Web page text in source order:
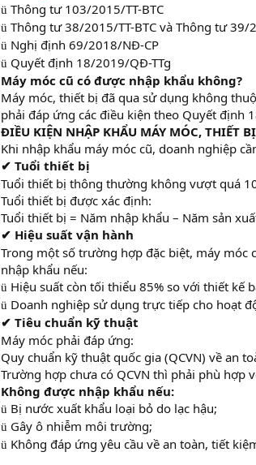
ü Thông tư 103/2015/TT-BTC
ü Thông tư 38/2015/TT-BTC và Thông tư 39/
ü Nghị định 69/2018/NĐ-CP
ü Quyết định 18/2019/QĐ-TTg
Máy móc cũ có được nhập khẩu không?
Máy móc, thiết bị đã qua sử dụng không
phải đáp ứng các điều kiện theo Quyết định
ĐIỀU KIỆN NHẬP KHẨU MÁY MÓC, THIẾT
Khi nhập khẩu máy móc cũ, doanh nghiệp
✔ Tuổi thiết bị
Tuổi thiết bị thông thường không vượt quá
Tuổi thiết bị được xác định:
Tuổi thiết bị = Năm nhập khẩu – Năm sản
✔ Hiệu suất vận hành
Trong một số trường hợp đặc biệt, máy
nhập khẩu nếu:
ü Hiệu suất còn tối thiểu 85% so với thiết kế
ü Doanh nghiệp sử dụng trực tiếp cho hoạt
✔ Tiêu chuẩn kỹ thuật
Máy móc phải đáp ứng:
Quy chuẩn kỹ thuật quốc gia (QCVN) về an
Trường hợp chưa có QCVN thì phải phù hợp
Không được nhập khẩu nếu:
ü Bị nước xuất khẩu loại bỏ do lạc hậu;
ü Gây ô nhiễm môi trường;
ü Không đáp ứng yêu cầu về an toàn, tiết